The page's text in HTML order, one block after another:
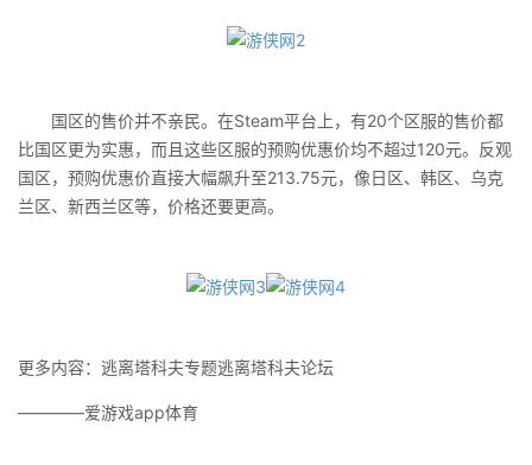
国区的售价并不亲民。在Steam平台上，有20个区服的售价都
比国区更为实惠，而且这些区服的预购优惠价均不超过120元。反观
国区，预购优惠价直接大幅飙升至213.75元，像日区、韩区、乌克
兰区、新西兰区等，价格还要更高。
更多内容：逃离塔科夫专题逃离塔科夫论坛
————爱游戏app体育